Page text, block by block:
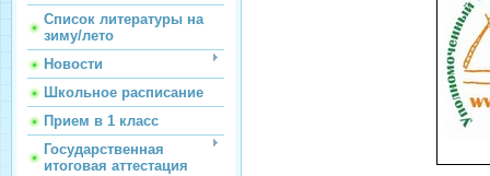
Список литературы на
зиму/лето
Новости
Школьное расписание
Прием в 1 класс
Государственная
итоговая аттестация